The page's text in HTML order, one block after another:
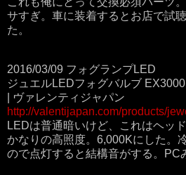
サすぎ。車に装着するとお店で試
た。
2016/03/09 フォグランプLED
ジュエルLEDフォグバルブ
| ヴァレンティジャパン
http://valentijapan.com/products/
LEDは普通暗いけど、これはヘッ
かなりの高照度。6,000Kにした。
ので点灯すると結構音がする。PC